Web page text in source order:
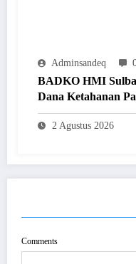
Adminsandeq
BADKO HMI
Dana Ketahanan
PMD dan
2 Agustus 2026
Comments